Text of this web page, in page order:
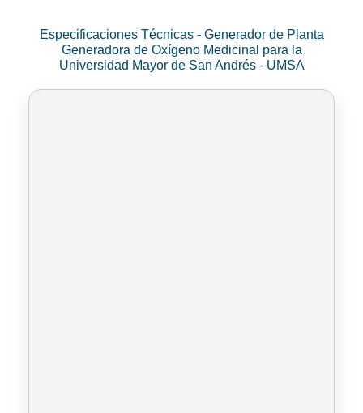
Especificaciones Técnicas - Generador de Planta
Generadora de Oxígeno Medicinal para la
Universidad Mayor de San Andrés - UMSA